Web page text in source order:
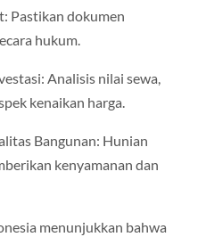
Pastikan dokumen
hukum.
Analisis nilai sewa,
kenaikan harga.
Bangunan: Hunian
kenyamanan dan
menunjukkan bahwa